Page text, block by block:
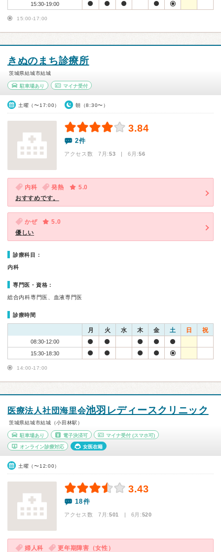
15:30-19:00
15:00-17:00
きぬのまち診療所
茨城県結城市結城
駐車場あり マイナ受付
土曜（〜17:00） 朝（8:30〜）
3.84
2件
アクセス数 7月:53 | 6月:56
内科 発熱
5.0
おすすめです。
かぜ
5.0
優しい
診療科目：
内科
専門医・資格：
総合内科専門医、血液専門医
診療時間
月 火 水 木 金 土 日 祝
08:30-12:00
15:30-18:30
14:00-17:00
医療法人社団海里会池羽レディースクリニック
茨城県結城市結城（小田林駅）
駐車場あり 電子決済可 マイナ受付 (スマホ可)
オンライン診療対応 女医在籍
土曜（〜12:00）
3.43
18件
アクセス数 7月:501 | 6月:520
婦人科
更年期障害（女性）